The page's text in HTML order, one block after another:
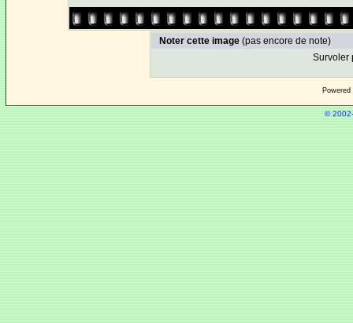
Noter cette image (pas encore de note)
Survoler
©